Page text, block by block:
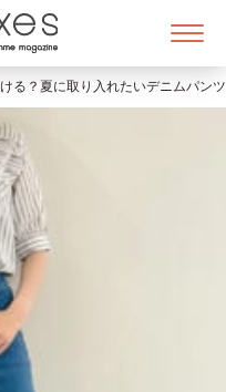
る？夏に取り入れたいデニムパン